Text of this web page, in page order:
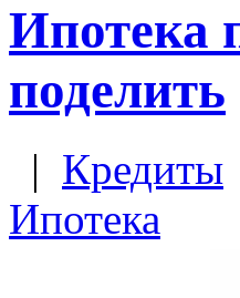
Ипотека
поделить
| Кредиты
Ипотека